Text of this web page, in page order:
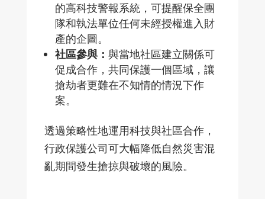
的高科技警報系統，可提醒保全團
隊和執法單位任何未經授權進入財
產的企圖。
社區參與： 與當地社區建立關係可
促成合作，共同保護一個區域，讓
搶劫者更難在不知情的情況下作
案。
透過策略性地運用科技與社區合作，
行政保護公司可大幅降低自然災害混
亂期間發生搶掠與破壞的風險。